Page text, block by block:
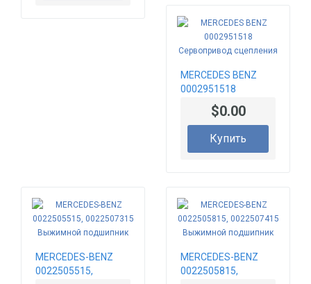
MERCEDES BENZ
0002951518
Сервопривод
сцепления$0.00
Купить
MERCEDES-BENZ
0022505515,
MERCEDES-BENZ
0022505815,